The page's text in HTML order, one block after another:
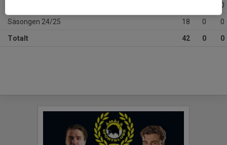
0
Säsongen 24/25 18 0 0
Totalt 42 0 0